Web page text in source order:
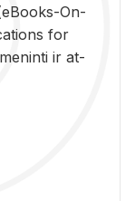
On-
for
ir at­